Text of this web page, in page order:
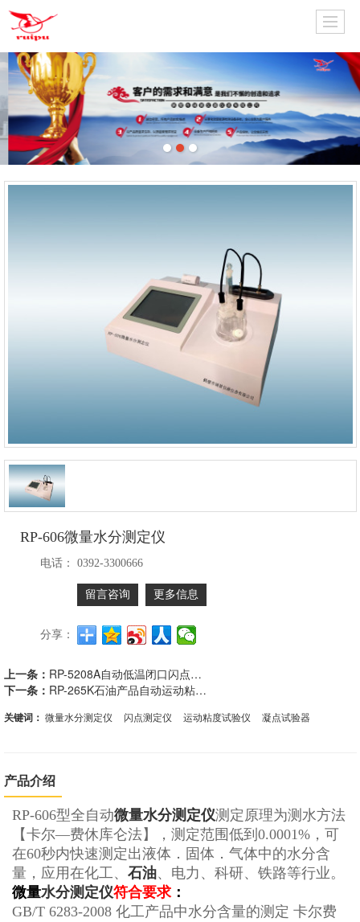
RP-606微量水分测定仪
电话： 0392-3300666
留言咨询 更多信息
分享：
上一条：
RP-5208A自动低温闭口闪点试验仪
下一条：
RP-265K石油产品自动运动粘度测定仪
关键词： 微量水分测定仪 闪点测定仪 运动粘度试验仪 凝点试验器
产品介绍
RP-606型全自动微量水分测定仪测定原理为测水方法
【卡尔—费休库仑法】，测定范围低到0.0001%，可
在60秒内快速测定出液体．固体．气体中的水分含
量，应用在化工、 石油、电力、科研、铁路等行业。
微量水分测定仪符合要求：
GB/T 6283-2008 化工产品中水分含量的测定 卡尔费